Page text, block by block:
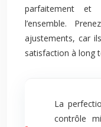
parfaitement et
l’ensemble.
ajustements, car
satisfaction à long
La
contrôle